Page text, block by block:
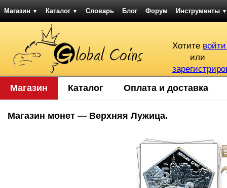
Магазин ▼ Каталог ▼ Словарь Блог Форум Инструменты ▼
Хотите
или
Магазин Каталог Оплата и доставка
Магазин монет — Верхняя Лужица.